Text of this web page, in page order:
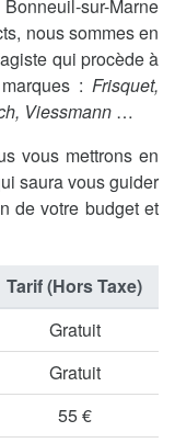
sur-Marne
nous sommes en
qui procède à
: Frisquet,
Viessmann …
vous mettrons en
saura vous guider
de votre budget et
Tarif (Hors Taxe)
Gratuit
Gratuit
55 €